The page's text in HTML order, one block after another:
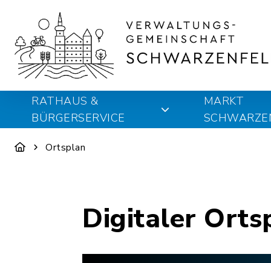
RATHAUS &
BÜRGERSERVICE
MARKT
Ortsplan
Digitaler